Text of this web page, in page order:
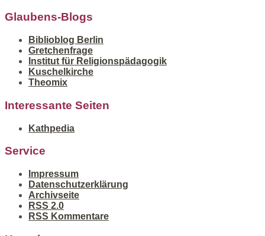
Glaubens-Blogs
Biblioblog Berlin
Gretchenfrage
Institut für Religionspädagogik
Kuschelkirche
Theomix
Interessante Seiten
Kathpedia
Service
Impressum
Datenschutzerklärung
Archivseite
RSS 2.0
RSS Kommentare